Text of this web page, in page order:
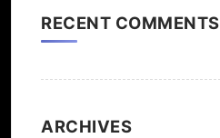
RECENT COMMENTS
ARCHIVES